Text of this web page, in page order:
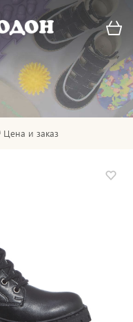
Цена и заказ